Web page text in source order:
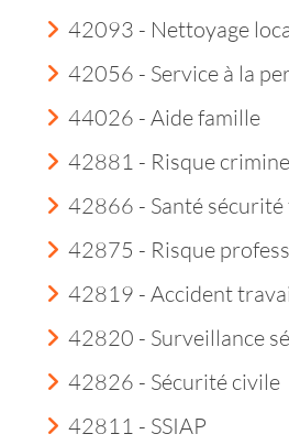
42093 - Nettoyage
42056 - Service à la
44026 - Aide famille
42881 - Risque
42866 - Santé sécurité
42875 - Risque
42819 - Accident
42820 - Surveillance
42826 - Sécurité civile
42811 - SSIAP